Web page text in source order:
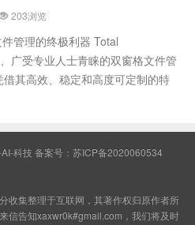
203浏览
管理的终极利器 Total
广受专业人士青睐的双窗格文件管
其高效、稳定和高度可定制的特
科技 备案号： 苏ICP备2020060534
收集整理于互联网，其著作权归原作者所
信告知xaxwr0k#gmail.com，我们将及时